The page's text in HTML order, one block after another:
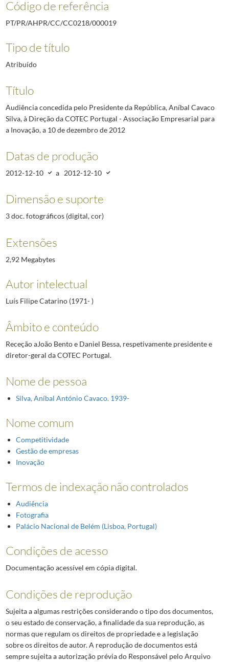
Código de referência
PT/PR/AHPR/CC/CC0218/000019
Tipo de título
Atribuído
Título
Audiência concedida pelo Presidente da República, Aníbal Cavaco
Silva, à Direção da COTEC Portugal - Associação Empresarial para
a Inovação, a 10 de dezembro de 2012
Datas de produção
2012-12-10 a 2012-12-10
Dimensão e suporte
3 doc. fotográficos (digital, cor)
Extensões
2,92 Megabytes
Autor intelectual
Luís Filipe Catarino (1971- )
Âmbito e conteúdo
Receção aJoão Bento e Daniel Bessa, respetivamente presidente e
diretor-geral da COTEC Portugal.
Nome de pessoa
Silva, Aníbal António Cavaco. 1939-
Nome comum
Competitividade
Gestão de empresas
Inovação
Termos de indexação não controlados
Audiência
Fotografia
Palácio Nacional de Belém (Lisboa, Portugal)
Condições de acesso
Documentação acessível em cópia digital.
Condições de reprodução
Sujeita a algumas restrições considerando o tipo dos documentos,
o seu estado de conservação, a finalidade da sua reprodução, as
normas que regulam os direitos de propriedade e a legislação
sobre os direitos de autor. A reprodução de documentos está
sempre sujeita a autorização prévia do Responsável pelo Arquivo